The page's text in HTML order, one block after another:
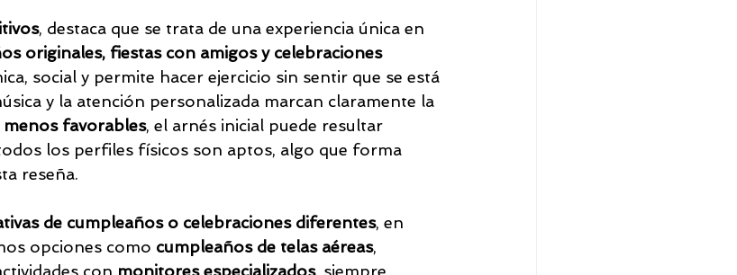
, destaca que se trata de una experiencia única en
originales, fiestas con amigos y celebraciones
social y permite hacer ejercicio sin sentir que se está
y la atención personalizada marcan claramente la
favorables, el arnés inicial puede resultar
los perfiles físicos son aptos, algo que forma
reseña.
de cumpleaños o celebraciones diferentes, en
opciones como cumpleaños de telas aéreas,
con monitores especializados, siempre